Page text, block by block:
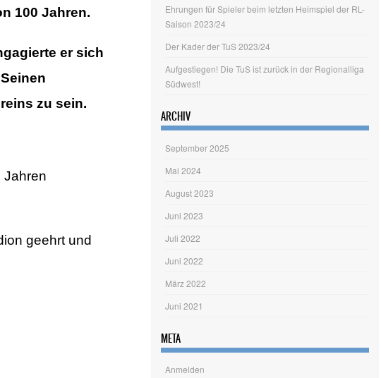
100 Jahren.
er sich
zu sein.
Jahren
geehrt und
Ehrungen für Spieler beim letzten Heimspiel der RL-
Saison 2023/24
Der Kader der TuS 2023/24
Aufgestiegen! Die TuS ist zurück in der Regionalliga
Südwest!
ARCHIV
September 2025
Mai 2024
August 2023
Juni 2023
Juli 2022
Juni 2022
März 2022
Juni 2021
META
Anmelden